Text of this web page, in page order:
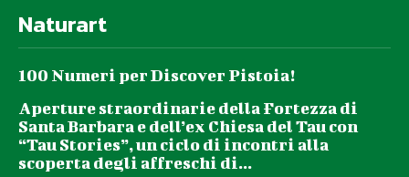
Naturart
100 Numeri per Discover Pistoia!
Aperture straordinarie della Fortezza di
Santa Barbara e dell’ex Chiesa del Tau con
“Tau Stories”, un ciclo di incontri alla
scoperta degli affreschi di...